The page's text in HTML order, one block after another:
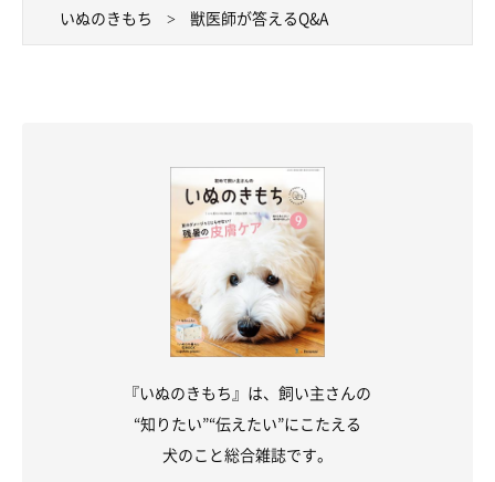
いぬのきもち 獣医師が答えるQ&A
『いぬのきもち』は、飼い主さんの
“知りたい”“伝えたい”にこたえる
犬のこと総合雑誌です。